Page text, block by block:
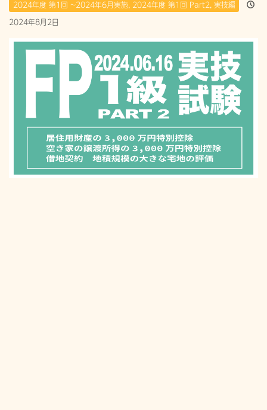
2024年度 第1回 ~2024年6月実施, 2024年度 第1回 Part2, 実技編
2024年8月2日